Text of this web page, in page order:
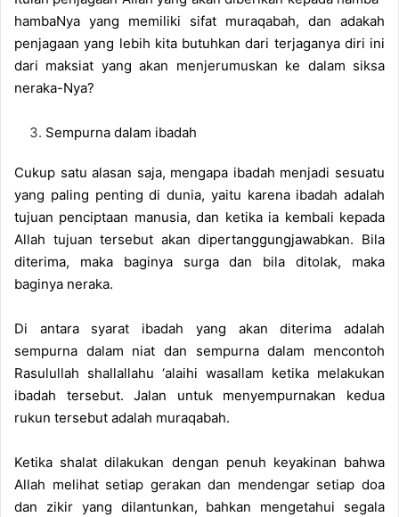
hambaNya yang memiliki sifat muraqabah, dan adakah
penjagaan yang lebih kita butuhkan dari terjaganya diri ini
dari maksiat yang akan menjerumuskan ke dalam siksa
neraka-Nya?
Sempurna dalam ibadah
Cukup satu alasan saja, mengapa ibadah menjadi sesuatu
yang paling penting di dunia, yaitu karena ibadah adalah
tujuan penciptaan manusia, dan ketika ia kembali kepada
Allah tujuan tersebut akan dipertanggungjawabkan. Bila
diterima, maka baginya surga dan bila ditolak, maka
baginya neraka.
Di antara syarat ibadah yang akan diterima adalah
sempurna dalam niat dan sempurna dalam mencontoh
Rasulullah shallallahu ‘alaihi wasallam ketika melakukan
ibadah tersebut. Jalan untuk menyempurnakan kedua
rukun tersebut adalah muraqabah.
Ketika shalat dilakukan dengan penuh keyakinan bahwa
Allah melihat setiap gerakan dan mendengar setiap doa
dan zikir yang dilantunkan, bahkan mengetahui segala